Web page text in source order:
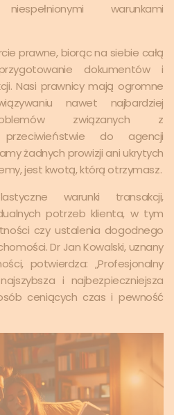
warunkami
prawne, biorąc na siebie całą
dokumentów i
Nasi prawnicy mają ogromne
nawet najbardziej
związanych z
do agencji
żadnych prowizji ani ukrytych
jest kwotą, którą otrzymasz.
warunki transakcji,
potrzeb klienta, w tym
czy ustalenia dogodnego
Dr Jan Kowalski, uznany
potwierdza: „Profesjonalny
i najbezpieczniejsza
ceniących czas i pewność